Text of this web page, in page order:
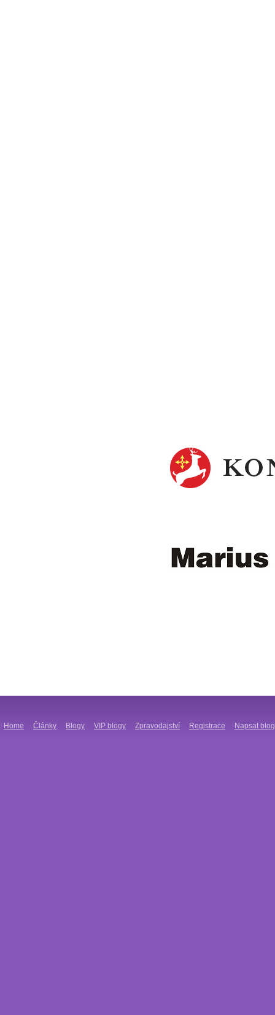
Home Články Blogy VIP blogy Zpravodajství Registrace Napsat blog